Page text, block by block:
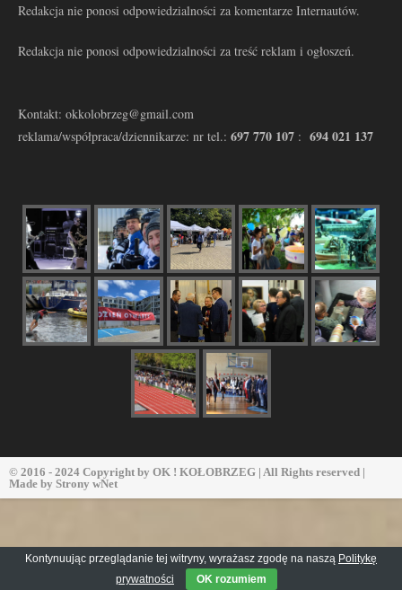
Redakcja nie ponosi odpowiedzialności za komentarze Internautów.
Redakcja nie ponosi odpowiedzialności za treść reklam i ogłoszeń.
Kontakt: okkolobrzeg@gmail.com
reklama/współpraca/dziennikarze: nr tel.: 697 770 107 : 694 021 137
© 2016 - 2024 Copyright by OK ! KOŁOBRZEG | All Rights reserved |
Made by Strony wNet
Kontynuując przeglądanie tej witryny, wyrażasz zgodę na naszą Politykę
prywatności
OK rozumiem